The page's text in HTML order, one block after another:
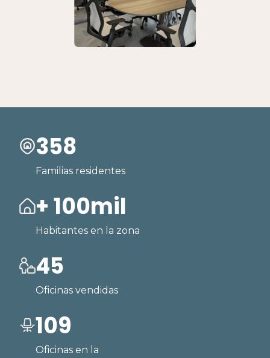
358
Familias residentes
+ 100mil
Habitantes en la zona
45
Oficinas vendidas
109
Oficinas en la